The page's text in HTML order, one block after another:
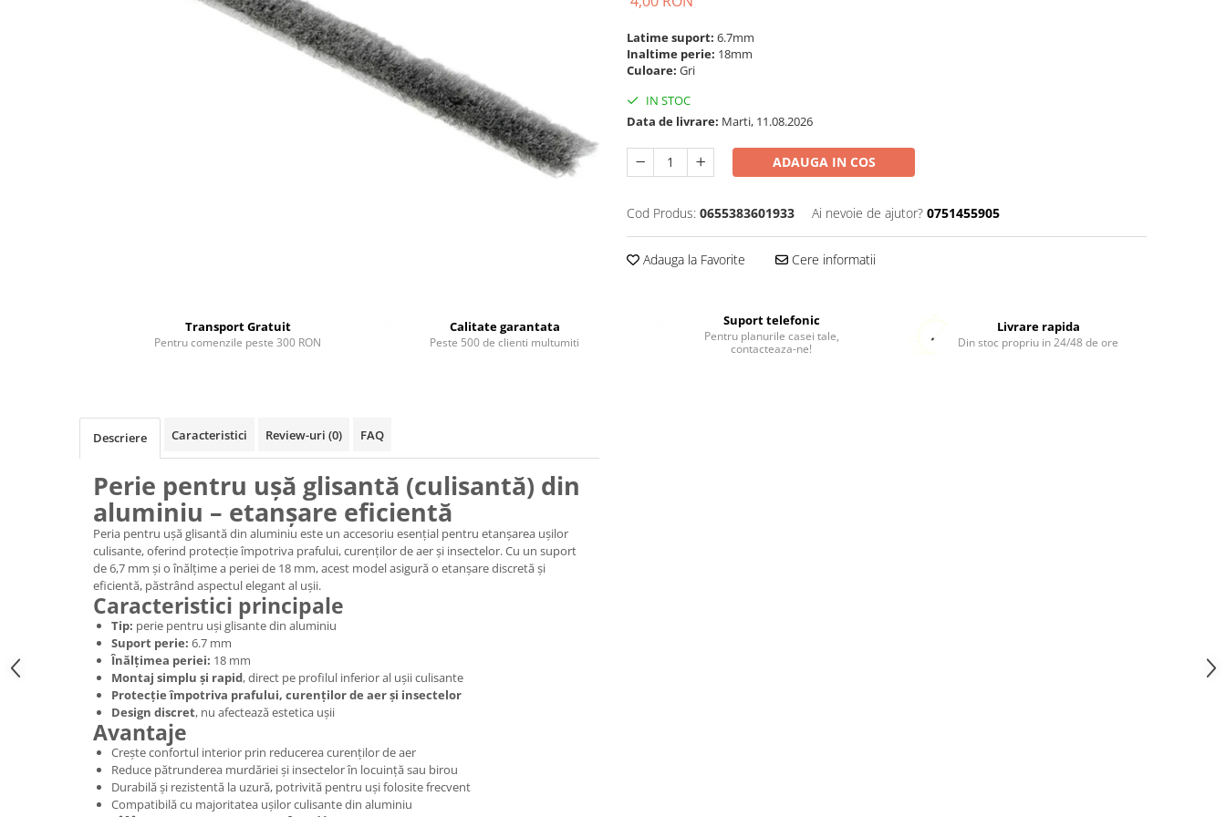
Latime suport: 6.7mm
Inaltime perie: 18mm
Culoare: Gri
IN STOC
Data de livrare: Marti, 11.08.2026
ADAUGA IN COS
Cod Produs: 0655383601933 Ai nevoie de ajutor? 0751455905
Adauga la Favorite Cere informatii
Transport Gratuit
Pentru comenzile peste 300 RON
Calitate garantata
Peste 500 de clienti multumiti
Suport telefonic
Pentru planurile casei tale,
contacteaza-ne!
Livrare rapida
Din stoc propriu in 24/48 de ore
Descriere Caracteristici Review-uri (0) FAQ
Perie pentru ușă glisantă (culisantă) din
aluminiu – etanșare eficientă
Peria pentru ușă glisantă din aluminiu este un accesoriu esențial pentru etanșarea ușilor
culisante, oferind protecție împotriva prafului, curenților de aer și insectelor. Cu un suport
de 6,7 mm și o înălțime a periei de 18 mm, acest model asigură o etanșare discretă și
eficientă, păstrând aspectul elegant al ușii.
Caracteristici principale
Tip: perie pentru uși glisante din aluminiu
Suport perie: 6.7 mm
Înălțimea periei: 18 mm
Montaj simplu și rapid, direct pe profilul inferior al ușii culisante
Protecție împotriva prafului, curenților de aer și insectelor
Design discret, nu afectează estetica ușii
Avantaje
Crește confortul interior prin reducerea curenților de aer
Reduce pătrunderea murdăriei și insectelor în locuință sau birou
Durabilă și rezistentă la uzură, potrivită pentru uși folosite frecvent
Compatibilă cu majoritatea ușilor culisante din aluminiu